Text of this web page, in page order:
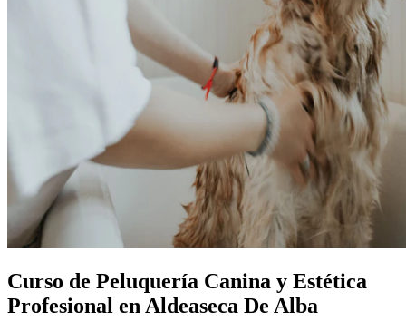
Curso de Peluquería Canina y Estética
Profesional en Aldeaseca De Alba